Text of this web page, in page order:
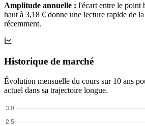
Amplitude annuelle : l'écart entre le point
haut à 3,18 € donne une lecture rapide de
récemment.
Historique de marché
Évolution mensuelle du cours sur 10 ans
actuel dans sa trajectoire longue.